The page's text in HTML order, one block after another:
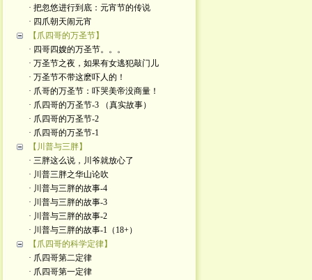
· 把忽悠进行到底：元宵节的传说
· 四爪朝天闹元宵
【爪四哥的万圣节】
· 四哥四嫂的万圣节。。。
· 万圣节之夜，如果有女逃犯敲门儿
· 万圣节不带这麽吓人的！
· 爪哥的万圣节：吓哭美帝没商量！
· 爪四哥的万圣节-3 （真实故事）
· 爪四哥的万圣节-2
· 爪四哥的万圣节-1
【川普与三胖】
· 三胖这么说，川爷就放心了
· 川普三胖之华山论吹
· 川普与三胖的故事-4
· 川普与三胖的故事-3
· 川普与三胖的故事-2
· 川普与三胖的故事-1（18+）
【爪四哥的科学定律】
· 爪四哥第二定律
· 爪四哥第一定律